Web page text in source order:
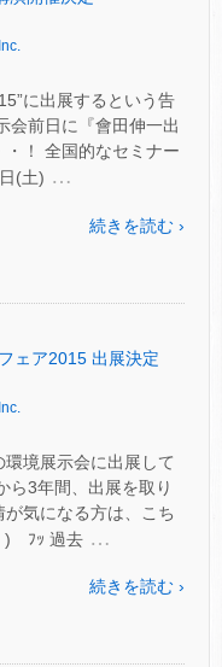
に出展するという告
会前日に『會田伸一出
！ 全国的なセミナー
(土) …
続きを読む ›
ェア2015 出展決定
境展示会に出展して
ら3年間、出展を取り
気になる方は、こち
) ﾌｯ 過去 …
続きを読む ›